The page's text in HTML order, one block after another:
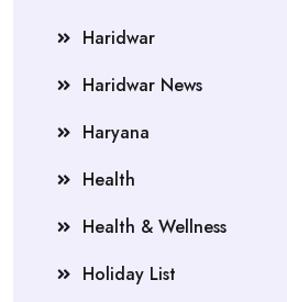
Haridwar
Haridwar News
Haryana
Health
Health & Wellness
Holiday List